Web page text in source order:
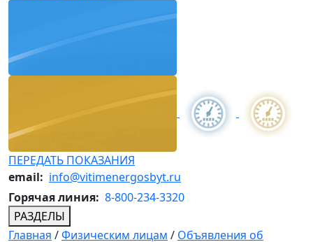
ПЕРЕДАТЬ ПОКАЗАНИЯ
email: info@vitimenergosbyt.ru
Горячая линия: 8-800-234-3320
РАЗДЕЛЫ
Главная /Физическим лицам / Объявления об